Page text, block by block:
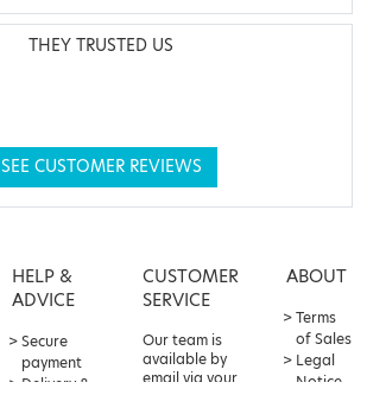
THEY TRUSTED US
SEE CUSTOMER REVIEWS
HELP &
ADVICE
Secure
payment
Delivery &
CUSTOMER
SERVICE
Our team is
available by
email via your
ABOUT
Terms
of Sales
Legal
Notice